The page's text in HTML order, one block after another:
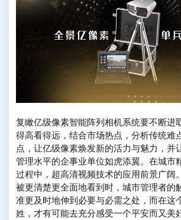
复瞰亿级像素智能阵列相机系统要不断进
得高看得远，结合市场热点，分析传统难
点，让亿级像素焕发新的活力与魅力，并
管理水平的企事业单位如虎添翼。在城市
过程中，超高清视频技术的应用前景广阔
被更清楚更全面地看到时，城市管理者的
准更及时地伸到必要与必需之处，而在这
姓，才有可能去充分感受一个平安而又美